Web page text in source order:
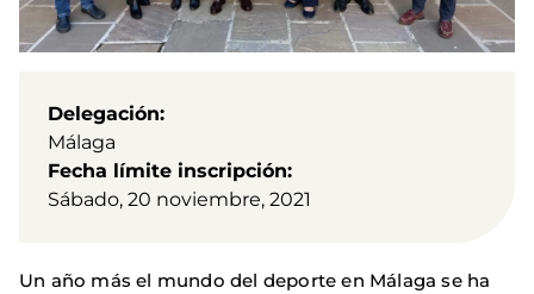
Delegación
Málaga
Fecha límite inscripción
Sábado, 20 noviembre, 2021
Un año más el mundo del deporte en Málaga se ha